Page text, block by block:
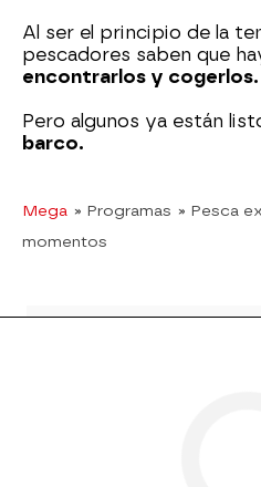
Al ser el principio de la
pescadores saben que
encontrarlos y cogerlos.
Pero algunos ya están
barco.
Mega » Programas » Pesca
momentos